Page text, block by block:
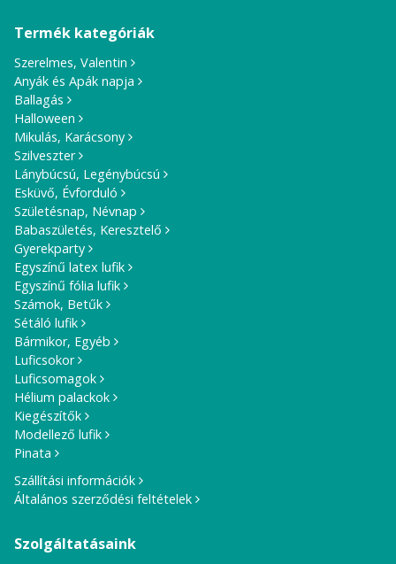
Termék kategóriák
Szerelmes, Valentin
Anyák és Apák napja
Ballagás
Halloween
Mikulás, Karácsony
Szilveszter
Lánybúcsú, Legénybúcsú
Esküvő, Évforduló
Születésnap, Névnap
Babaszületés, Keresztelő
Gyerekparty
Egyszínű latex lufik
Egyszínű fólia lufik
Számok, Betűk
Sétáló lufik
Bármikor, Egyéb
Luficsokor
Luficsomagok
Hélium palackok
Kiegészítők
Modellező lufik
Pinata
Szállítási információk
Általános szerződési feltételek
Szolgáltatásaink